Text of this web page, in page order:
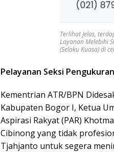
Terlihat Jelas,
Layanan Melebihi
(Selaku Kuasa) di
Pelayanan Seksi
Kementrian ATR/BPN
Kabupaten Bogor I, Ketua
Aspirasi Rakyat (PAR)
Cibinong yang tidak
Tjahjanto untuk segera